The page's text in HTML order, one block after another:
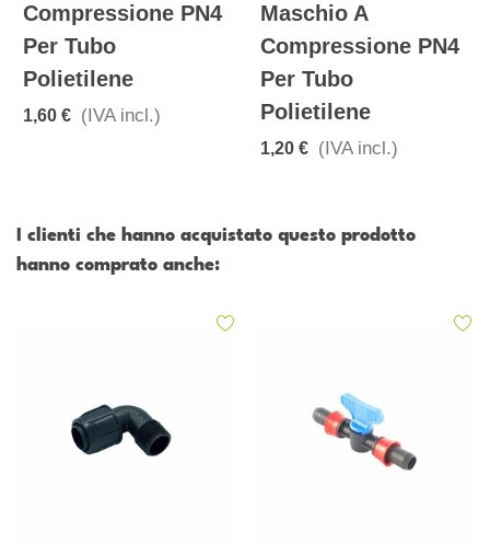
Compressione PN4
Per Tubo
Polietilene
1,60 € (IVA incl.)
Maschio A
Compressione PN4
Per Tubo
Polietilene
1,20 € (IVA incl.)
I clienti che hanno acquistato questo prodotto
hanno comprato anche: